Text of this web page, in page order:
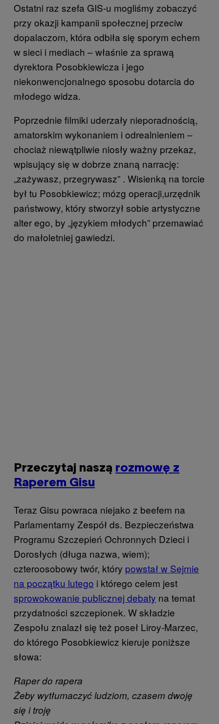
Ostatni raz szefa GIS-u mogliśmy zobaczyć
przy okazji kampanii społecznej przeciw
dopalaczom, która odbiła się sporym echem
w sieci i mediach – właśnie za sprawą
dyrektora Posobkiewicza i jego
niekonwencjonalnego sposobu dotarcia do
młodego widza.
Poprzednie filmiki uderzały nieporadnością,
amatorskim wykonaniem i odrealnieniem –
chociaż niewątpliwie niosły ważny przekaz,
wpisujący się w dobrze znaną narrację:
„zażywasz, przegrywasz” . Wisienką na torcie
był tu Posobkiewicz; mózg operacji,urzędnik
państwowy, który stworzył sobie artystyczne
alter ego, by „językiem młodych” przemawiać
do małoletniej gawiedzi.
Przeczytaj naszą rozmowę z
Raperem Gisu
Teraz Gisu powraca niejako z beefem na
Parlamentarny Zespół ds. Bezpieczeństwa
Programu Szczepień Ochronnych Dzieci i
Dorosłych (długa nazwa, wiem);
czteroosobowy twór, który powstał w Sejmie
na początku lutego i którego celem jest
sprowokowanie publicznej debaty na temat
przydatności szczepionek. W składzie
Zespołu znalazł się też poseł Liroy-Marzec,
do którego Posobkiewicz kieruje poniższe
słowa:
Raper do rapera
Żeby wytłumaczyć ludziom, czasem dwoję
się i troję